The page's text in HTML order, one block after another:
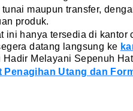
maupun transfer,
produk.
ini hanya tersedia di kantor
datang langsung ke
Melayani Sepenuh
Penagihan Utang dan